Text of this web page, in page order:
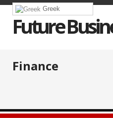
Greek
Future
Finance